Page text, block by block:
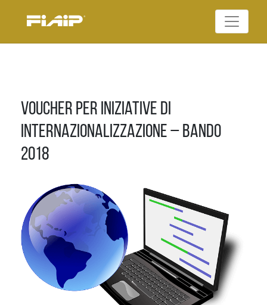
Federazione Italiana
Voucher per iniziative di
internazionalizzazione – Bando
2018